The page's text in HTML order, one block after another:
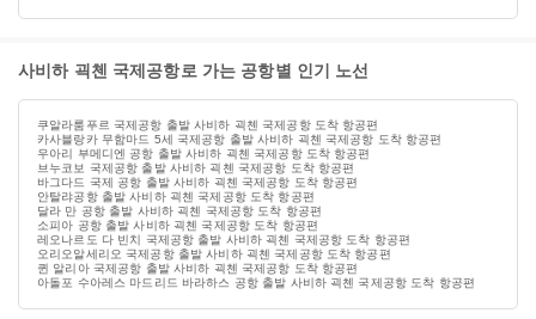
사비하 괵첸 국제공항로 가는 공항별 인기 노선
쿠알라룸푸르 국제공항 출발 사비하 괵첸 국제공항 도착 항공편
카사블랑카 무함마드 5세 국제공항 출발 사비하 괵첸 국제공항 도착 항공편
우아리 부메디엔 공항 출발 사비하 괵첸 국제공항 도착 항공편
브누코보 국제공항 출발 사비하 괵첸 국제공항 도착 항공편
바그다드 국제 공항 출발 사비하 괵첸 국제공항 도착 항공편
안탈랴공항 출발 사비하 괵첸 국제공항 도착 항공편
달라 만 공항 출발 사비하 괵첸 국제공항 도착 항공편
소피아 공항 출발 사비하 괵첸 국제공항 도착 항공편
레오나르도 다 빈치 국제공항 출발 사비하 괵첸 국제공항 도착 항공편
오리오알세리오 국제공항 출발 사비하 괵첸 국제공항 도착 항공편
퀸 알리아 국제공항 출발 사비하 괵첸 국제공항 도착 항공편
아돌포 수아레스 마드리드 바라하스 공항 출발 사비하 괵첸 국제공항 도착 항공편